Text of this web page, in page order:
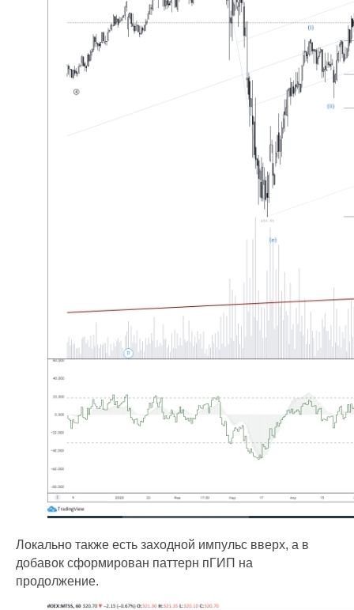
Локально также есть заходной импульс вверх, а в
добавок сформирован паттерн пГИП на
продолжение.